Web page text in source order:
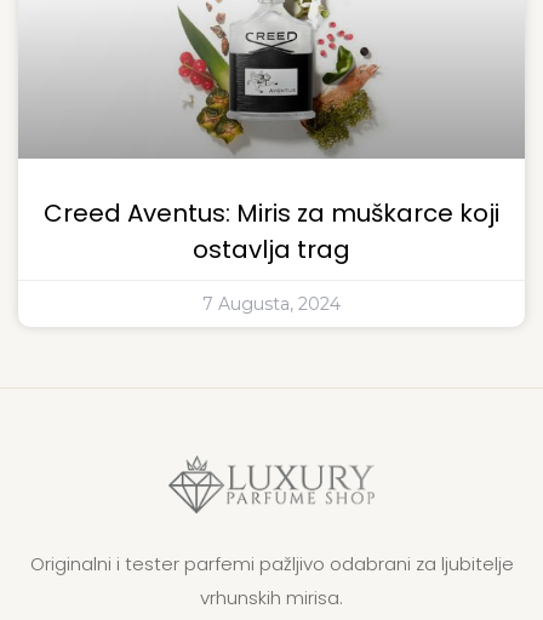
Creed Aventus: Miris za muškarce koji
ostavlja trag
7 Augusta, 2024
Originalni i tester parfemi pažljivo odabrani za ljubitelje
vrhunskih mirisa.